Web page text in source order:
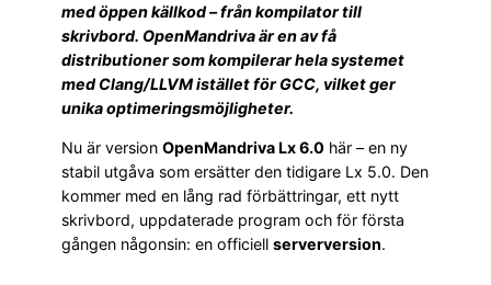
med öppen källkod – från kompilator till
skrivbord. OpenMandriva är en av få
distributioner som kompilerar hela systemet
med Clang/LLVM istället för GCC, vilket ger
unika optimeringsmöjligheter.
Nu är version OpenMandriva Lx 6.0 här – en ny
stabil utgåva som ersätter den tidigare Lx 5.0. Den
kommer med en lång rad förbättringar, ett nytt
skrivbord, uppdaterade program och för första
gången någonsin: en officiell serverversion.